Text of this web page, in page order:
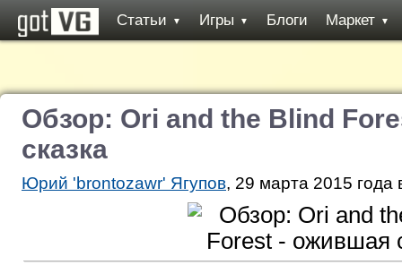
Статьи ▼ Игры ▼ Блоги Маркет ▼
Обзор: Ori and the Blind
сказка
Юрий 'brontozawr' Ягупов, 29 марта 2015 года